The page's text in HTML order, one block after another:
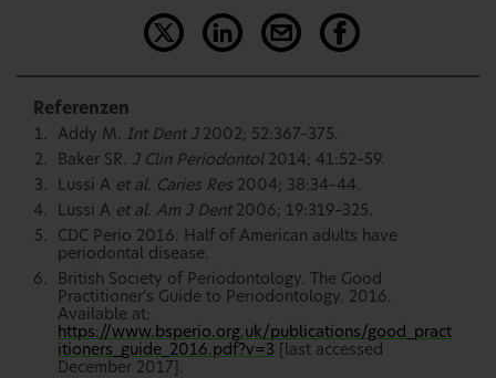
Referenzen
Addy M. Int Dent J 2002; 52:367–375.
Baker SR. J Clin Periodontol 2014; 41:52–59.
Lussi A et al. Caries Res 2004; 38:34–44.
Lussi A et al. Am J Dent 2006; 19:319–325.
CDC Perio 2016. Half of American adults have
periodontal disease.
British Society of Periodontology. The Good
Practitioner’s Guide to Periodontology. 2016.
Available at:
https://www.bsperio.org.uk/publications/good_pract
itioners_guide_2016.pdf?v=3 [last accessed
December 2017].